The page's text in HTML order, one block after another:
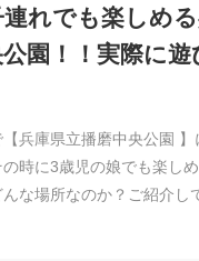
れでも楽しめ
園！！実際に遊
兵庫県立播磨中央公園
の時に3歳児の娘でも楽し
な場所なのか？ご紹介し